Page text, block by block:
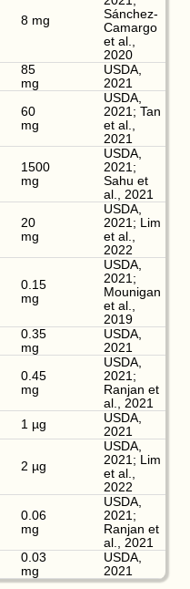
8 mg
Sánchez-
Camargo
et al.,
2020
85
mg
USDA,
2021
60
mg
USDA,
2021; Tan
et al.,
2021
1500
mg
USDA,
2021;
Sahu et
al., 2021
20
mg
USDA,
2021; Lim
et al.,
2022
0.15
mg
USDA,
2021;
Mounigan
et al.,
2019
0.35
mg
USDA,
2021
0.45
mg
USDA,
2021;
Ranjan et
al., 2021
1 µg
USDA,
2021
2 µg
USDA,
2021; Lim
et al.,
2022
0.06
mg
USDA,
2021;
Ranjan et
al., 2021
0.03
mg
USDA,
2021